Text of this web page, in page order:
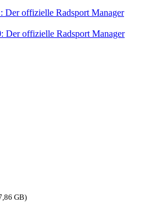
Der offizielle Radsport Manager
Der offizielle Radsport Manager
GB)